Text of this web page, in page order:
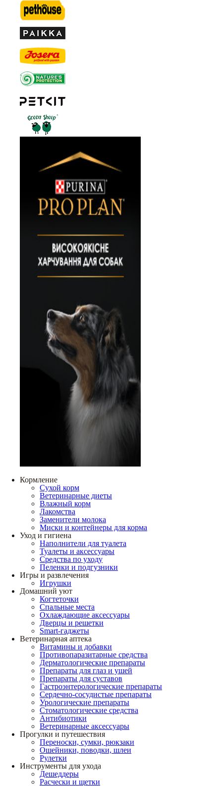
Кормление
Сухой корм
Ветеринарные диеты
Влажный корм
Лакомства
Заменители молока
Миски и контейнеры для корма
Уход и гигиена
Наполнители для туалета
Туалеты и аксессуары
Средства по уходу
Пеленки и подгузники
Игры и развлечения
Игрушки
Домашний уют
Когтеточки
Спальные места
Охлаждающие аксессуары
Дверцы и решетки
Smart-гаджеты
Ветеринарная аптека
Витамины и добавки
Противопаразитарные средства
Дерматологические препараты
Препараты для глаз и ушей
Препараты для суставов
Гастроэнтерологические препараты
Сердечно-сосудистые препараты
Урологические препараты
Стоматологические средства
Антибиотики
Ветеринарные аксессуары
Прогулки и путешествия
Переноски, сумки, рюкзаки
Ошейники, поводки, шлеи
Рулетки
Инструменты для ухода
Дешеддеры
Расчески и щетки